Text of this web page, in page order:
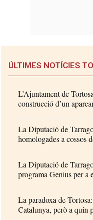
ÚLTIMES NOTÍCIES
L’Ajuntament de
construcció d’un
La Diputació de
homologades a cossos
La Diputació de
programa Genius per a
La paradoxa de
Catalunya, però a quin